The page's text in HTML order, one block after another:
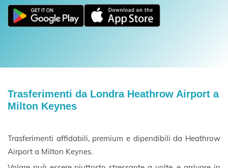
Trasferimenti da Londra Heathrow Airport a
Milton Keynes
Trasferimenti affidabili, premium e dipendibili da Heathrow
Airport a Milton Keynes.